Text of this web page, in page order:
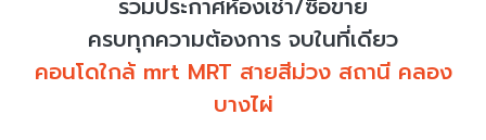
ครบทุกความต้องการ จบในที่เดียว
คอนโดใกล้ mrt MRT สายสีม่วง สถานี คลอง
บางไผ่